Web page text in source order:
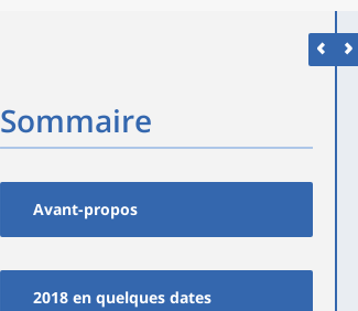
Sommaire
Avant-propos
2018 en quelques dates